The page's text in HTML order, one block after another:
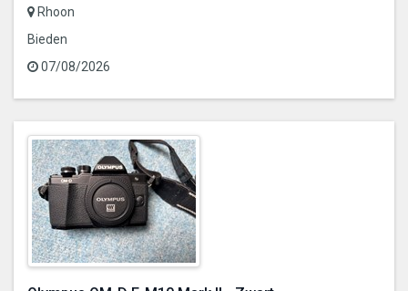
Rhoon
Bieden
07/08/2026